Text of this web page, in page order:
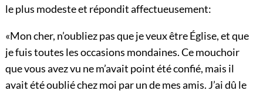
le plus modeste et répondit affectueusement:
«Mon cher, n’oubliez pas que je veux être Église, et que
je fuis toutes les occasions mondaines. Ce mouchoir
que vous avez vu ne m’avait point été confié, mais il
avait été oublié chez moi par un de mes amis. J’ai dû le